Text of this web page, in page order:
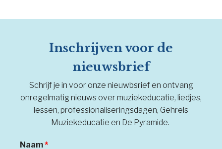
Inschrijven voor de
nieuwsbrief
Schrijf je in voor onze nieuwbsrief en ontvang
onregelmatig nieuws over muziekeducatie, liedjes,
lessen, professionaliseringsdagen, Gehrels
Muziekeducatie en De Pyramide.
Naam*